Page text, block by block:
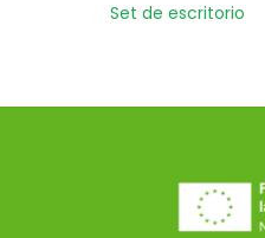
Set de escritorio